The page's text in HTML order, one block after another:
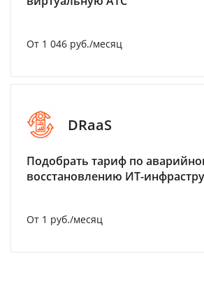
От 1 046 руб./месяц
DRaaS
Подобрать тариф по
восстановлению ИТ-
От 1 руб./месяц